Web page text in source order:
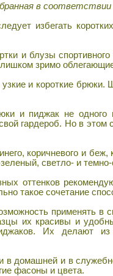
в соответствии
избегать
и блузы
зримо
и короткие
и пиджак не одного
гардероб. Но в
коричневого и беж,
светло- и
оттенков
такое сочетание
применять в
их красивы и
Их делают из
в домашней и в
фасоны и цвета.